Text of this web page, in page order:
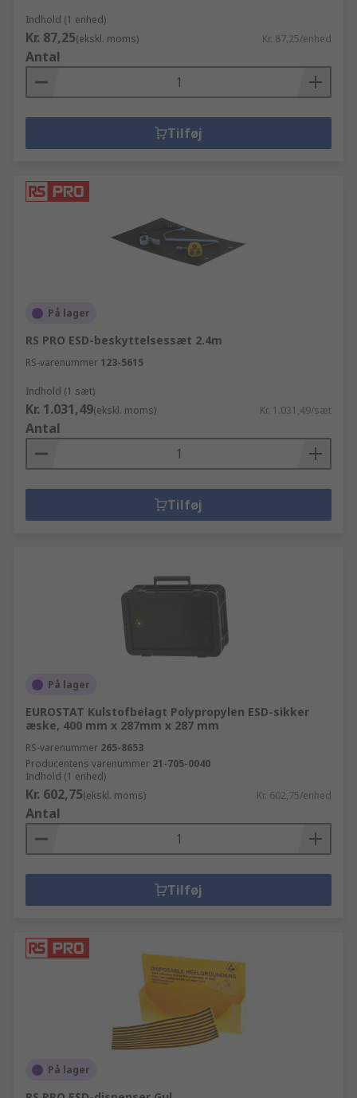
Indhold (1 enhed)
Kr. 87,25(ekskl. moms) Kr. 87,25/enhed
Antal
Tilføj
På lager
RS PRO ESD-beskyttelsessæt 2.4m
RS-varenummer 123-5615
Indhold (1 sæt)
Kr. 1.031,49(ekskl. moms) Kr. 1.031,49/sæt
Antal
Tilføj
På lager
EUROSTAT Kulstofbelagt Polypropylen ESD-sikker
æske, 400 mm x 287mm x 287 mm
RS-varenummer 265-8653
Producentens varenummer 21-705-0040
Indhold (1 enhed)
Kr. 602,75(ekskl. moms) Kr. 602,75/enhed
Antal
Tilføj
På lager